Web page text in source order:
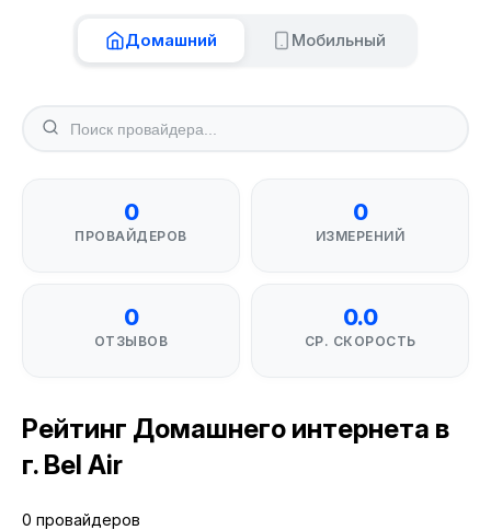
Домашний Мобильный
0
ПРОВАЙДЕРОВ
0
ИЗМЕРЕНИЙ
0
ОТЗЫВОВ
0.0
СР. СКОРОСТЬ
Рейтинг Домашнего интернета в
г. Bel Air
0 провайдеров